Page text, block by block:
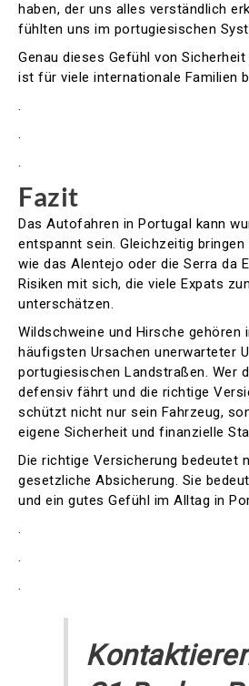
haben, der uns alles verständlich
fühlten uns im portugiesischen
Genau dieses Gefühl von
ist für viele internationale Familien
.
.
.
Fazit
Das Autofahren in Portugal kann
entspannt sein. Gleichzeitig bringen
wie das Alentejo oder die Serra da
Risiken mit sich, die viele Expats
unterschätzen.
Wildschweine und Hirsche gehören
häufigsten Ursachen unerwarteter
portugiesischen Landstraßen. Wer
defensiv fährt und die richtige
schützt nicht nur sein Fahrzeug,
eigene Sicherheit und finanzielle
Die richtige Versicherung bedeutet
gesetzliche Absicherung. Sie
und ein gutes Gefühl im Alltag in
.
.
.